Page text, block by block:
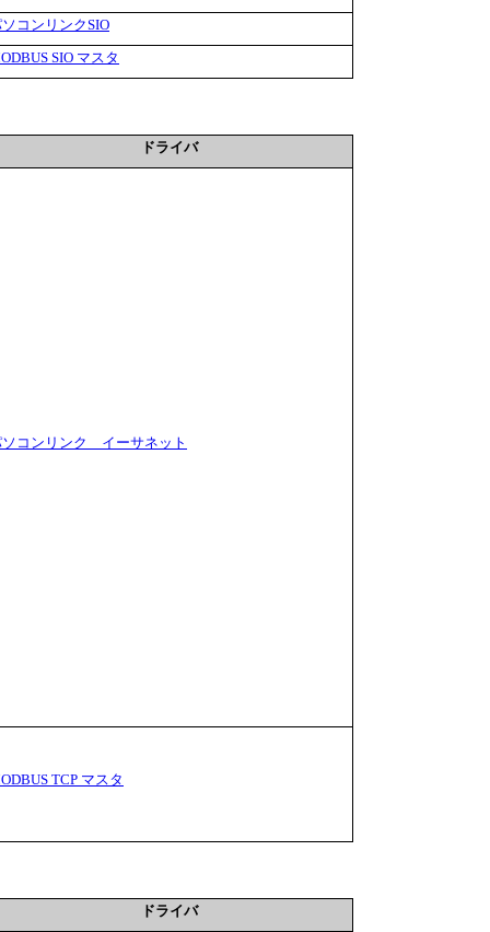
コンリンクSIO
SIO マスタ
ドライバ
ソコンリンク イーサネット
TCP マスタ
ドライバ